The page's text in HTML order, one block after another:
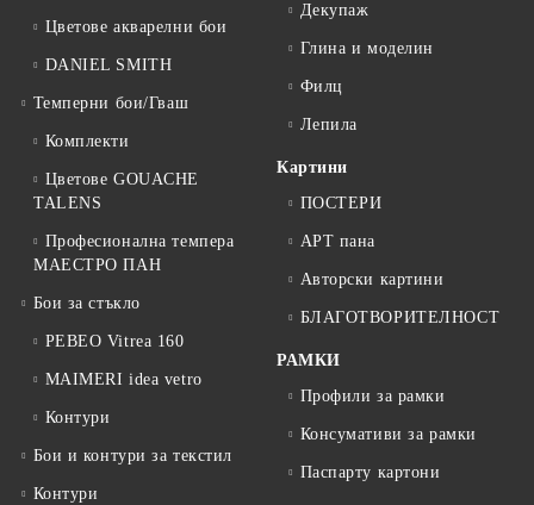
Цветове акварелни бои
DANIEL SMITH
Темперни бои/Гваш
Комплекти
Цветове GOUACHE
TALENS
Професионална темпера
МАЕСТРО ПАН
Бои за стъкло
PEBEO Vitrea 160
MAIMERI idea vetro
Контури
Бои и контури за текстил
Контури
Декупаж
Глина и моделин
Филц
Лепила
Картини
ПОСТЕРИ
АРТ пана
Авторски картини
БЛАГОТВОРИТЕЛНОСТ
РАМКИ
Профили за рамки
Консумативи за рамки
Паспарту картони